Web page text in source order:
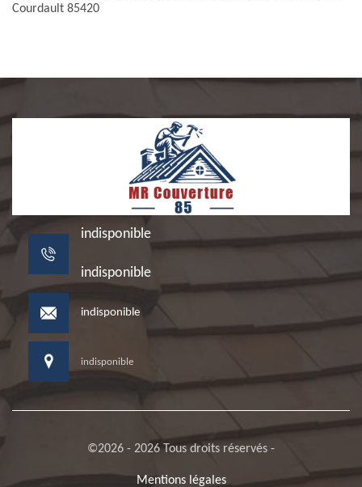
Courdault 85420
indisponible
indisponible
indisponible
indisponible
©2026 - 2026 Tous droits réservés -
Mentions légales